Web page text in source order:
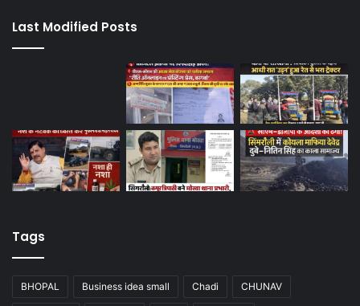
Last Modified Posts
Tags
BHOPAL Business idea small Chadi CHUNAV